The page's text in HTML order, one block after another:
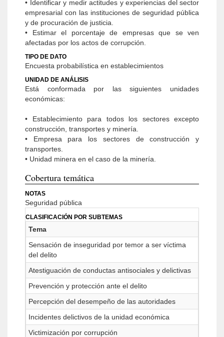
• Identificar y medir actitudes y experiencias del sector
empresarial con las instituciones de se­guridad pública
y de procuración de justicia.
• Estimar el porcentaje de empresas que se ven
afectadas por los actos de corrupción.
TIPO DE DATO
Encuesta probabilística en establecimientos
UNIDAD DE ANÁLISIS
Está conformada por las siguientes unidades
económicas:
• Establecimiento para todos los sectores ex­cepto
construcción, transportes y minería.
• Empresa para los sectores de construcción y
transportes.
• Unidad minera en el caso de la minería.
Cobertura temática
NOTAS
Seguridad pública
CLASIFICACIÓN POR SUBTEMAS
Tema
Sensación de inseguridad por temor a ser víctima
del delito
Atestiguación de conductas antisociales y delictivas
Prevención y protección ante el delito
Percepción del desempeño de las autoridades
Incidentes delictivos de la unidad económica
Victimización por corrupción